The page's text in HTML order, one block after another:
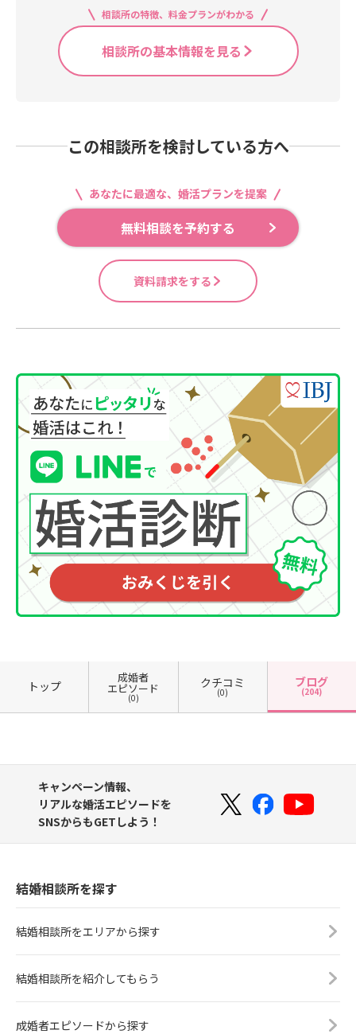
相談所の特徴、料金プランがわかる
相談所の基本情報を見る
この相談所を検討している方へ
あなたに最適な、婚活プランを提案
無料相談を予約する
資料請求をする
トップ
成婚者
エピソード
(0)
クチコミ
(0)
ブログ
(204)
キャンペーン情報、
リアルな婚活エピソードを
SNSからもGETしよう！
結婚相談所を探す
結婚相談所をエリアから探す
結婚相談所を紹介してもらう
成婚者エピソードから探す